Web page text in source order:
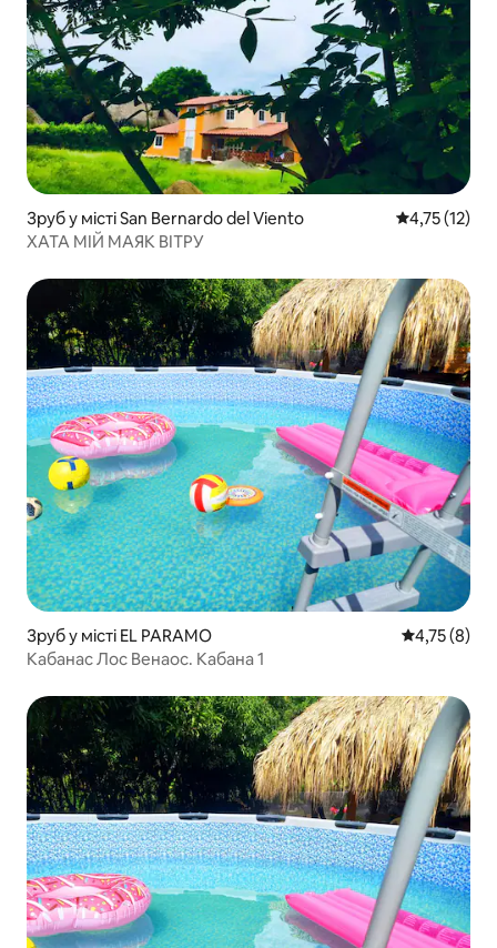
Зруб у місті San Bernardo del Viento Середня
4,75 (12)
ХАТА МІЙ МАЯК ВІТРУ
Зруб у місті EL PARAMO Середня
4,75 (8)
Кабанас Лос Венаос. Кабана 1